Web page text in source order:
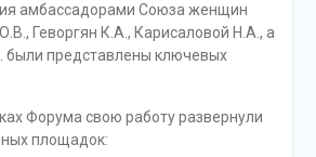
амбассадорами Союза женщин
Геворгян К.А., Карисаловой Н.А., а
были представлены ключевых
Форума свою работу развернули
площадок: